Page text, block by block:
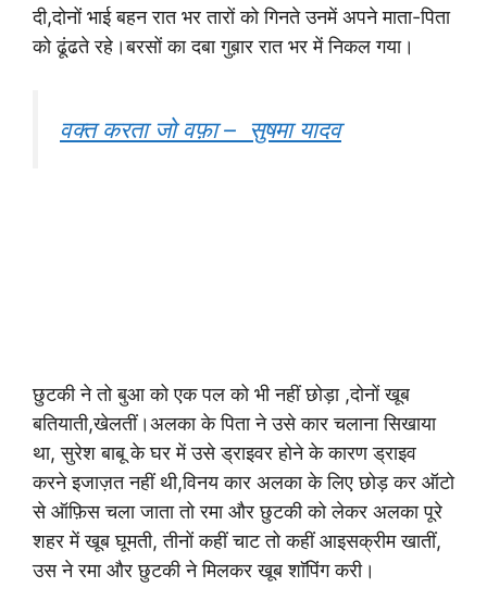
दी,दोनों भाई बहन रात भर तारों को गिनते उनमें अपने माता-पिता
को ढूंढते रहे।बरसों का दबा गुब़ार रात भर में निकल गया।
वक्त करता जो वफ़ा – सुषमा यादव
छुटकी ने तो बुआ को एक पल को भी नहीं छोड़ा ,दोनों खूब
बतियाती,खेलतीं।अलका के पिता ने उसे कार चलाना सिखाया
था, सुरेश बाबू के घर में उसे ड्राइवर होने के कारण ड्राइव
करने इजाज़त नहीं थी,विनय कार अलका के लिए छोड़ कर ऑटो
से ऑफ़िस चला जाता तो रमा और छुटकी को लेकर अलका पूरे
शहर में खूब घूमती, तीनों कहीं चाट तो कहीं आइसक्रीम खातीं,
उस ने रमा और छुटकी ने मिलकर खूब शाॅपिंग करी।